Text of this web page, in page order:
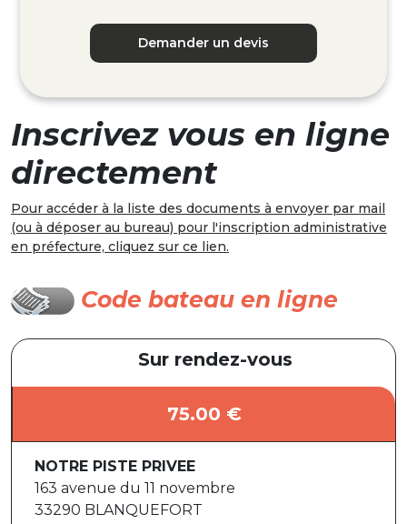
Demander un devis
Inscrivez vous en ligne
directement
Pour accéder à la liste des documents à envoyer par mail
(ou à déposer au bureau) pour l'inscription administrative
en préfecture, cliquez sur ce lien.
Code bateau en ligne
Sur rendez-vous
75.00 €
NOTRE PISTE PRIVEE
163 avenue du 11 novembre
33290 BLANQUEFORT